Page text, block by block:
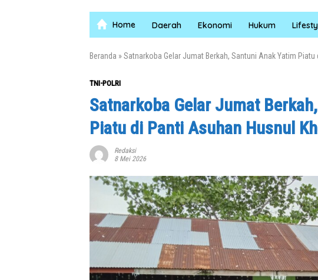
Home Daerah Ekonomi Hukum
Beranda » Satnarkoba Gelar Jumat Berkah, Santuni Anak Yatim
TNI-POLRI
Satnarkoba Gelar Jumat
Piatu di Panti Asuhan Husnul
Redaksi
8 Mei 2026